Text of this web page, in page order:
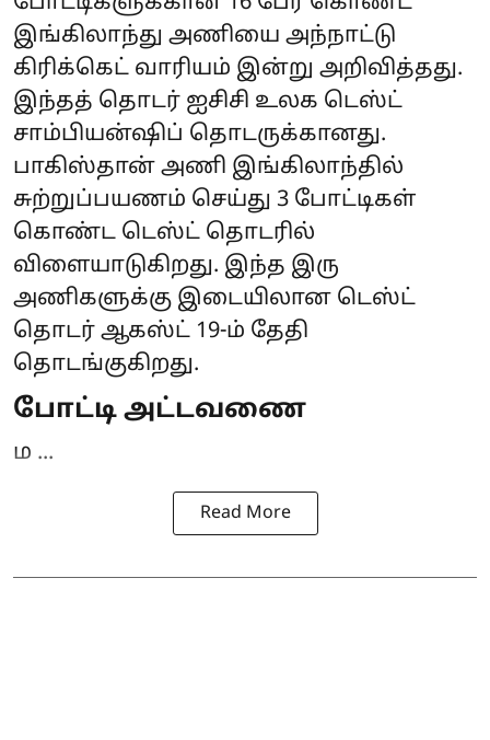
இங்கிலாந்து அணியை அந்நாட்டு
கிரிக்கெட் வாரியம் இன்று அறிவித்தது.
இந்தத் தொடர் ஐசிசி உலக டெஸ்ட்
சாம்பியன்ஷிப் தொடருக்கானது.
பாகிஸ்தான் அணி இங்கிலாந்தில்
சுற்றுப்பயணம் செய்து 3 போட்டிகள்
கொண்ட டெஸ்ட் தொடரில்
விளையாடுகிறது. இந்த இரு
அணிகளுக்கு இடையிலான டெஸ்ட்
தொடர் ஆகஸ்ட் 19-ம் தேதி
தொடங்குகிறது.
போட்டி அட்டவணை
ம ...
Read More